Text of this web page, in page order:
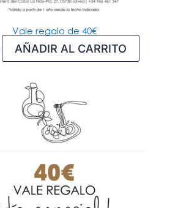
Vale regalo de 40€
AÑADIR AL CARRITO